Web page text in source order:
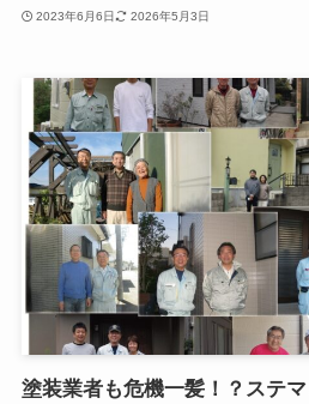
2023年6月6日 2026年5月3日
塗装業者も危機一髪！？ステ